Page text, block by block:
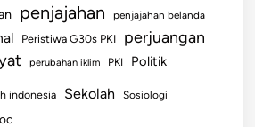
penjajahan penjajahan belanda
Peristiwa G30s PKI perjuangan
perubahan iklim PKI Politik
indonesia Sekolah Sosiologi